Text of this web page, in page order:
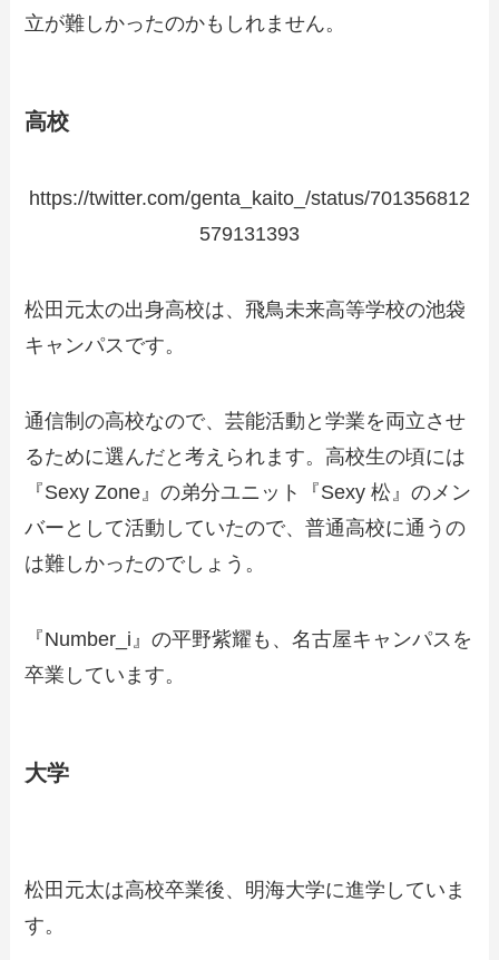
立が難しかったのかもしれません。
高校
https://twitter.com/genta_kaito_/status/701356812
579131393
松田元太の出身高校は、飛鳥未来高等学校の池袋
キャンパスです。
通信制の高校なので、芸能活動と学業を両立させ
るために選んだと考えられます。高校生の頃には
『Sexy Zone』の弟分ユニット『Sexy 松』のメン
バーとして活動していたので、普通高校に通うの
は難しかったのでしょう。
『Number_i』の平野紫耀も、名古屋キャンパスを
卒業しています。
大学
松田元太は高校卒業後、明海大学に進学していま
す。